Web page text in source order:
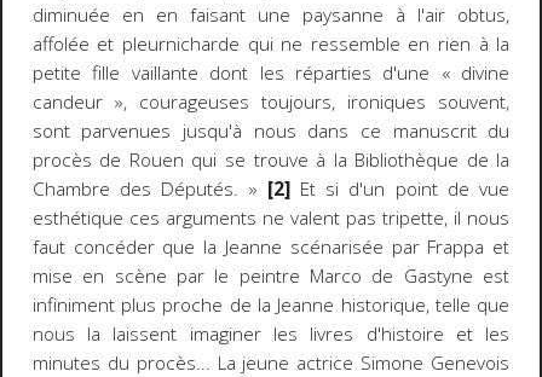
diminuée en en faisant une paysanne à l'air obtus,
affolée et pleurnicharde qui ne ressemble en rien à la
petite fille vaillante dont les réparties d'une « divine
candeur », courageuses toujours, ironiques souvent,
sont parvenues jusqu'à nous dans ce manuscrit du
procès de Rouen qui se trouve à la Bibliothèque de la
Chambre des Députés. » [2]Et si d'un point de vue
esthétique ces arguments ne valent pas tripette, il nous
faut concéder que la Jeanne scénarisée par Frappa et
mise en scène par le peintre Marco de Gastyne est
infiniment plus proche de la Jeanne historique, telle que
nous la laissent imaginer les livres d'histoire et les
minutes du procès... La jeune actrice Simone Genevois